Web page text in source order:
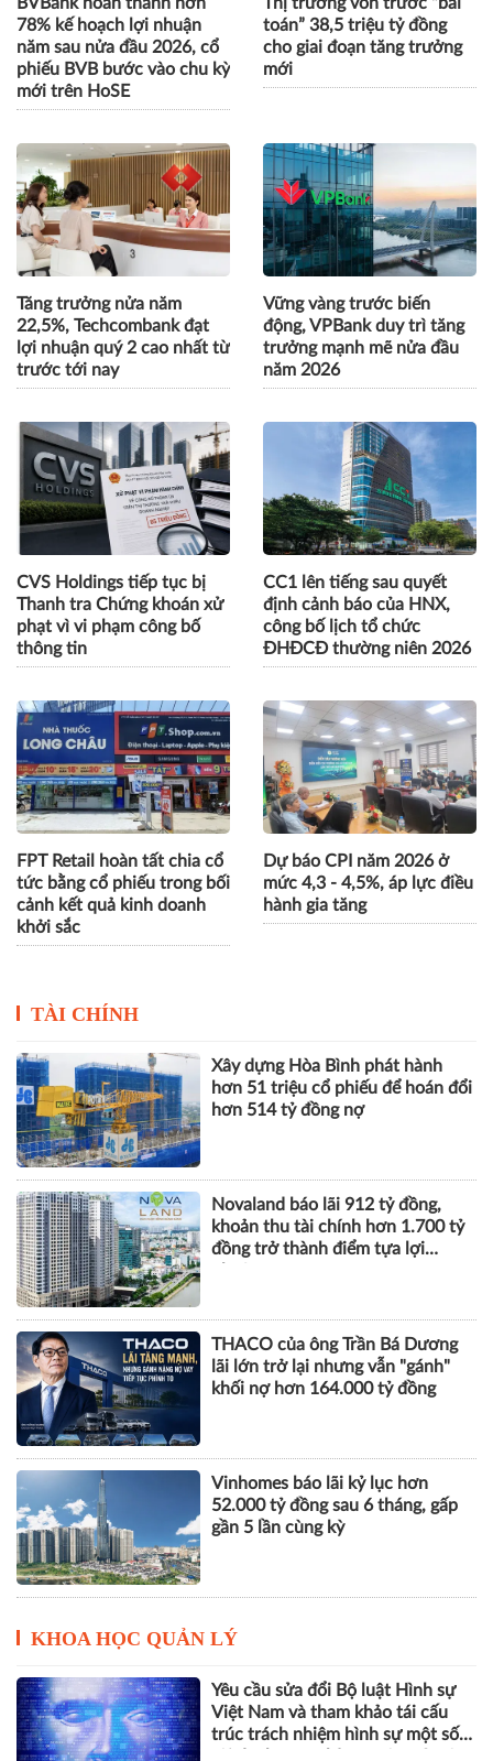
78% kế hoạch lợi nhuận
năm sau nửa đầu 2026, cổ
phiếu BVB bước vào chu kỳ
mới trên HoSE
toán” 38,5 triệu tỷ đồng
cho giai đoạn tăng trưởng
mới
Tăng trưởng nửa năm
22,5%, Techcombank đạt
lợi nhuận quý 2 cao nhất từ
trước tới nay
Vững vàng trước biến
động, VPBank duy trì tăng
trưởng mạnh mẽ nửa đầu
năm 2026
CVS Holdings tiếp tục bị
Thanh tra Chứng khoán xử
phạt vì vi phạm công bố
thông tin
CC1 lên tiếng sau quyết
định cảnh báo của HNX,
công bố lịch tổ chức
ĐHĐCĐ thường niên 2026
FPT Retail hoàn tất chia cổ
tức bằng cổ phiếu trong bối
cảnh kết quả kinh doanh
khởi sắc
Dự báo CPI năm 2026 ở
mức 4,3 - 4,5%, áp lực điều
hành gia tăng
TÀI CHÍNH
Xây dựng Hòa Bình phát hành
hơn 51 triệu cổ phiếu để hoán đổi
hơn 514 tỷ đồng nợ
Novaland báo lãi 912 tỷ đồng,
khoản thu tài chính hơn 1.700 tỷ
đồng trở thành điểm tựa lợi
THACO của ông Trần Bá Dương
lãi lớn trở lại nhưng vẫn "gánh"
khối nợ hơn 164.000 tỷ đồng
Vinhomes báo lãi kỷ lục hơn
52.000 tỷ đồng sau 6 tháng, gấp
gần 5 lần cùng kỳ
KHOA HỌC QUẢN LÝ
Yêu cầu sửa đổi Bộ luật Hình sự
Việt Nam và tham khảo tái cấu
trúc trách nhiệm hình sự một số